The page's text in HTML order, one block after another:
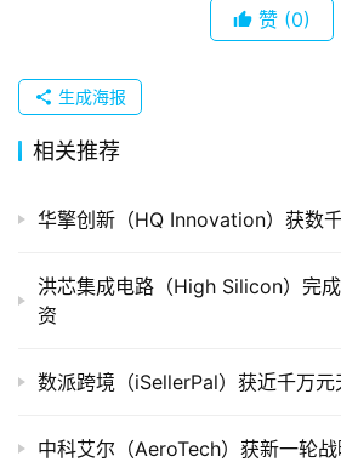
品
牌
发
布
重
组
公
上
登录 注册
赞 (0)
生成海报
相关推荐
华擎创新（HQ Innovation）获数
洪芯集成电路（High Silicon）完
资
数派跨境（iSellerPal）获近千万元
中科艾尔（AeroTech）获新一轮